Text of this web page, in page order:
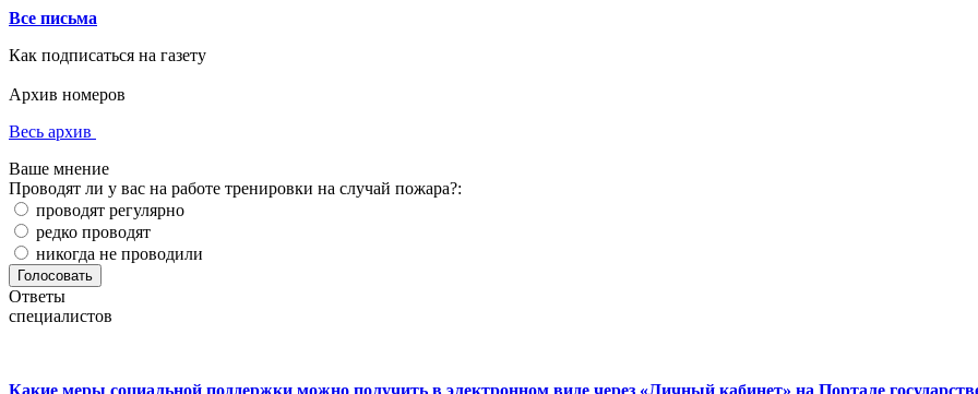
Все письма
Как подписаться на газету
Архив номеров
Весь архив
Ваше мнение
Проводят ли у вас на работе тренировки на случай пожара?:
проводят регулярно
редко проводят
никогда не проводили
Ответы
специалистов
Какие меры социальной поддержки можно получить в электронном виде через «Личный кабинет» на Портале